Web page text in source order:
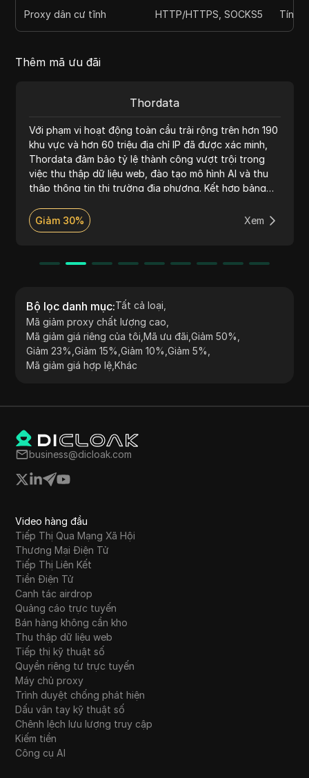
Proxy dân cư tĩnh HTTP/HTTPS, SOCKS5 Tính
Thêm mã ưu đãi
Thordata
Với phạm vi hoạt động toàn cầu trải rộng trên hơn 190
khu vực và hơn 60 triệu địa chỉ IP đã được xác minh,
Thordata đảm bảo tỷ lệ thành công vượt trội trong
việc thu thập dữ liệu web, đào tạo mô hình AI và thu
thập thông tin thị trường địa phương. Kết hợp bảng
chuyên gia 24/7, Thordata cung cấp trải nghiệm liền
mạch và độ khả dụng cao cho các nhà đổi mới dựa
Giảm 30% Xem
Bộ lọc danh mục:Tất cả loại
Mã giảm proxy chất lượng cao
Mã giảm giá riêng của tôi ,Mã ưu đãi ,Giảm 50%
Giảm 23% ,Giảm 15% ,Giảm 10% ,Giảm 5%
Mã giảm giá hợp lệ ,Khác
business@dicloak.com
Video hàng đầu
Tiếp Thị Qua Mạng Xã Hội
Thương Mại Điện Tử
Tiếp Thị Liên Kết
Tiền Điện Tử
Canh tác airdrop
Quảng cáo trực tuyến
Bán hàng không cần kho
Thu thập dữ liệu web
Tiếp thị kỹ thuật số
Quyền riêng tư trực tuyến
Máy chủ proxy
Trình duyệt chống phát hiện
Dấu vân tay kỹ thuật số
Chênh lệch lưu lượng truy cập
Kiếm tiền
Công cụ AI